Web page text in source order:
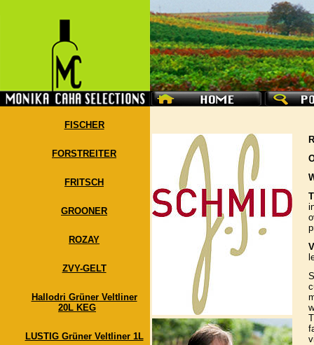
FISCHER
FORSTREITER
FRITSCH
GROONER
ROZAY
ZVY-GELT
Hallodri Grüner Veltliner
20L KEG
LUSTIG Grüner Veltliner 1L